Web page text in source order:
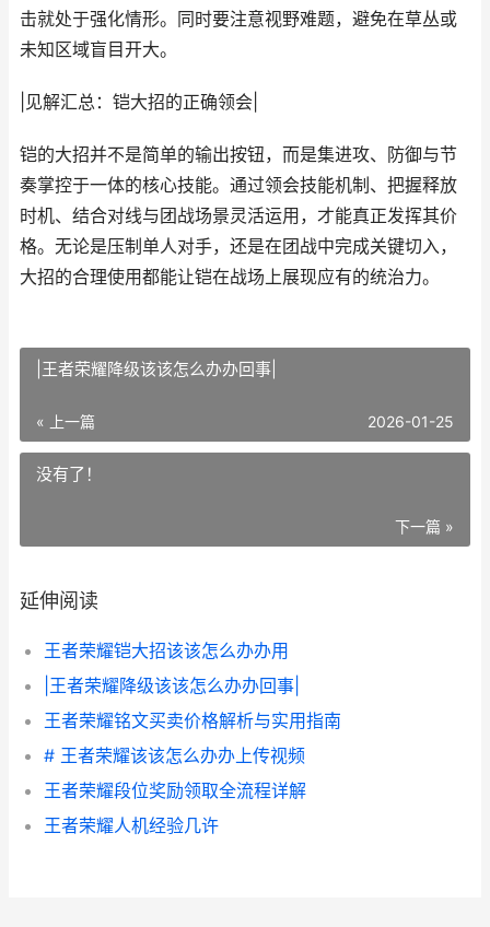
击就处于强化情形。同时要注意视野难题，避免在草丛或
未知区域盲目开大。
|见解汇总：铠大招的正确领会|
铠的大招并不是简单的输出按钮，而是集进攻、防御与节
奏掌控于一体的核心技能。通过领会技能机制、把握释放
时机、结合对线与团战场景灵活运用，才能真正发挥其价
格。无论是压制单人对手，还是在团战中完成关键切入，
大招的合理使用都能让铠在战场上展现应有的统治力。
|王者荣耀降级该该怎么办办回事|
« 上一篇 2026-01-25
没有了！
下一篇 »
延伸阅读
王者荣耀铠大招该该怎么办办用
|王者荣耀降级该该怎么办办回事|
王者荣耀铭文买卖价格解析与实用指南
# 王者荣耀该该怎么办办上传视频
王者荣耀段位奖励领取全流程详解
王者荣耀人机经验几许